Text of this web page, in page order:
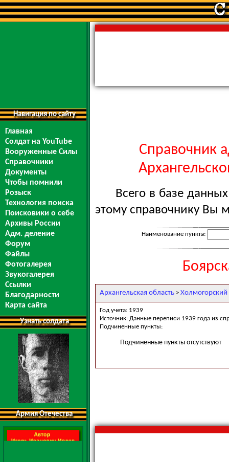
Навигация по сайту
Главная
Солдат на YouTube
Вооруженные Силы
Справочники
Документы
Чтобы помнили
Розыск
Технология поиска
Поисковики о себе
Архивы России
Адм. деление
Форум
Файлы
Фотогалерея
Звукогалерея
Ссылки
Благодарности
Карта сайта
Узнать солдата
Армия Отечества
Справочник
Всего в базе
этому справочнику Вы
Наименование пункта:
Архангельская область > Холмогорский
Год учета: 1939
Источник: Данные переписи 1939 года из
Подчиненные пункты:
Подчиненные пункты отсутствуют